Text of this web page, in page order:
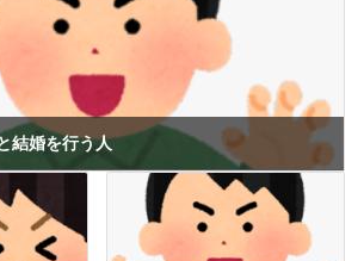
結婚を行う人